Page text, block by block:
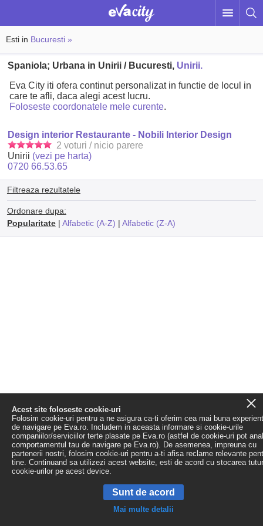
Esti in Bucuresti »
Spaniola; Urbana in Unirii / Bucuresti, Unirii.
Eva City iti ofera continut personalizat in functie de locul in
care te afli, daca alegi acest lucru.
Foloseste coordonatele mele curente.
Design interior Restaurante - Nobili Interior Design
2 voturi / nicio parere
Unirii (vezi pe harta)
0720 66.53.65
Filtreaza rezultatele
Ordonare dupa:
Popularitate| Alfabetic (A-Z) | Alfabetic (Z-A)
Acest site foloseste cookie-uri
Folosim cookie-uri pentru a ne asigura ca-ti oferim cea mai buna
de navigare pe Eva.ro. Includem in aceasta informare si cookie-urile
companiilor/serviciilor terte plasate pe Eva.ro (astfel de cookie-uri pot
comportamentul tau de navigare pe Eva.ro). De asemenea, impreuna cu
partenerii nostri, folosim cookie-uri pentru a-ti afisa reclame relevante
tine. Continuand sa utilizezi acest website, esti de acord cu stocarea
cookie-urilor pe acest device.
Sunt de acord
Mai multe detalii